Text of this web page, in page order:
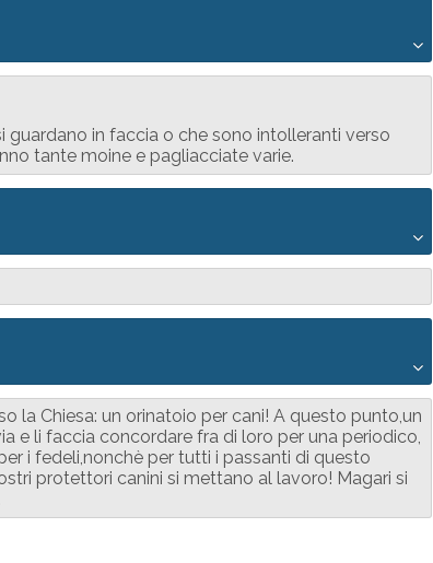
in faccia o che sono intolleranti verso
tante moine e pagliacciate varie.
la Chiesa: un orinatoio per cani! A questo punto,un
e li faccia concordare fra di loro per una periodico,
i fedeli,nonchè per tutti i passanti di questo
protettori canini si mettano al lavoro! Magari si